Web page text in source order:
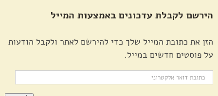
הירשם לקבלת עדכונים באמצעות המייל
הזן את כתובת המייל שלך כדי להירשם לאתר ולקבל הודעות
על פוסטים חדשים במייל.
כתובת